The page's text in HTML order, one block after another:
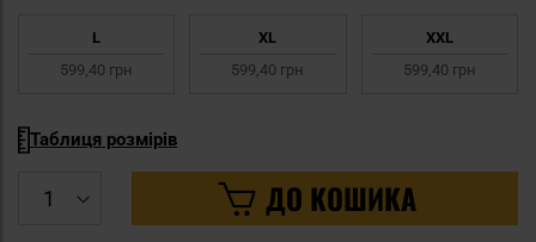
L
599,40 грн
XL
599,40 грн
XXL
599,40 грн
Таблиця розмірів
ДО КОШИКА